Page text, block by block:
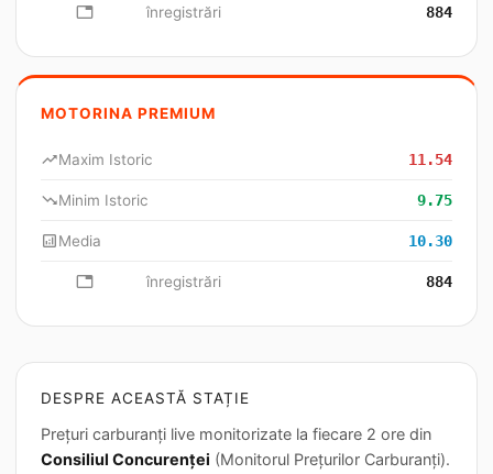
database înregistrări 884
MOTORINA PREMIUM
trending_upMaxim Istoric 11.54
trending_downMinim Istoric 9.75
analyticsMedia 10.30
database înregistrări 884
DESPRE ACEASTĂ STAȚIE
Prețuri carburanți live monitorizate la fiecare 2 ore din
Consiliul Concurenței (Monitorul Prețurilor Carburanți).